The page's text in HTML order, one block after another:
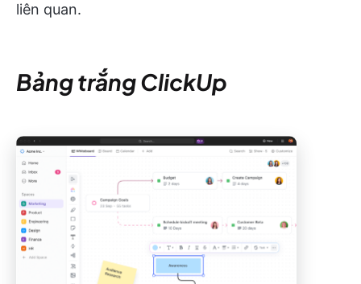
liên quan.
Bảng trắng ClickUp